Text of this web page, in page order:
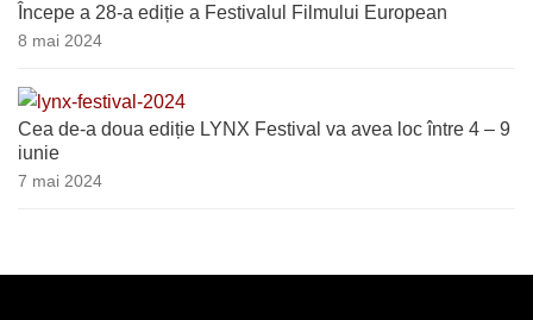
Începe a 28-a ediție a Festivalul Filmului European
8 mai 2024
Cea de-a doua ediție LYNX Festival va avea loc între 4 – 9
iunie
7 mai 2024